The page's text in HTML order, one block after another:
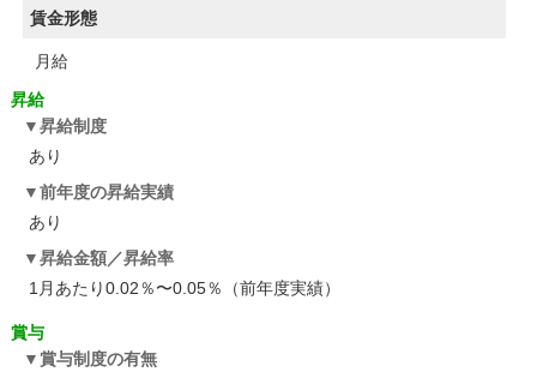
賃金形態
月給
昇給
昇給制度
あり
前年度の昇給実績
あり
昇給金額／昇給率
1月あたり0.02％〜0.05％（前年度実績）
賞与
賞与制度の有無